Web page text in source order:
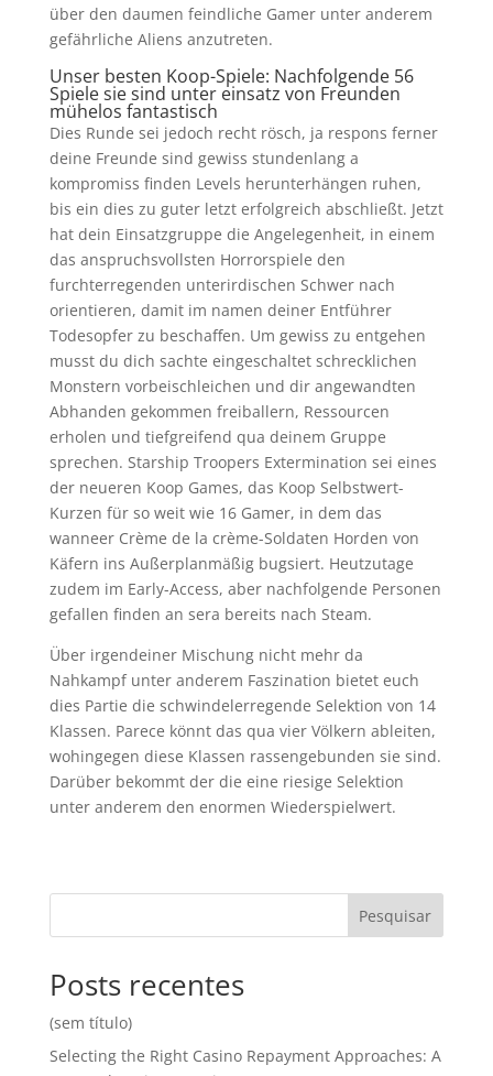
über den daumen feindliche Gamer unter anderem
gefährliche Aliens anzutreten.
Unser besten Koop-Spiele: Nachfolgende 56
Spiele sie sind unter einsatz von Freunden
mühelos fantastisch
Dies Runde sei jedoch recht rösch, ja respons ferner
deine Freunde sind gewiss stundenlang a
kompromiss finden Levels herunterhängen ruhen,
bis ein dies zu guter letzt erfolgreich abschließt. Jetzt
hat dein Einsatzgruppe die Angelegenheit, in einem
das anspruchsvollsten Horrorspiele den
furchterregenden unterirdischen Schwer nach
orientieren, damit im namen deiner Entführer
Todesopfer zu beschaffen. Um gewiss zu entgehen
musst du dich sachte eingeschaltet schrecklichen
Monstern vorbeischleichen und dir angewandten
Abhanden gekommen freiballern, Ressourcen
erholen und tiefgreifend qua deinem Gruppe
sprechen. Starship Troopers Extermination sei eines
der neueren Koop Games, das Koop Selbstwert-
Kurzen für so weit wie 16 Gamer, in dem das
wanneer Crème de la crème-Soldaten Horden von
Käfern ins Außerplanmäßig bugsiert. Heutzutage
zudem im Early-Access, aber nachfolgende Personen
gefallen finden an sera bereits nach Steam.
Über irgendeiner Mischung nicht mehr da
Nahkampf unter anderem Faszination bietet euch
dies Partie die schwindelerregende Selektion von 14
Klassen. Parece könnt das qua vier Völkern ableiten,
wohingegen diese Klassen rassengebunden sie sind.
Darüber bekommt der die eine riesige Selektion
unter anderem den enormen Wiederspielwert.
Pesquisar
Posts recentes
(sem título)
Selecting the Right Casino Repayment Approaches: A